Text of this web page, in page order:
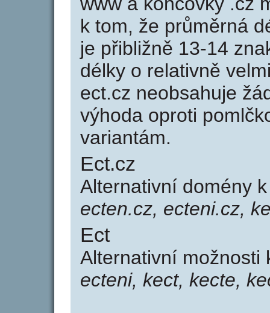
k tom, že průměrná
je přibližně 13-14
délky o relativně
ect.cz neobsahuje
výhoda oproti
variantám.
Ect.cz
Alternativní domény
ecten.cz, ecteni.cz,
Ect
Alternativní možnosti
ecteni, kect, kecte,